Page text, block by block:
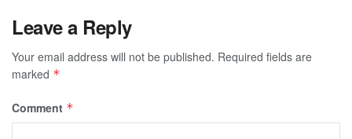
Leave a Reply
Your email address will not be published. Required fields are
marked *
Comment *